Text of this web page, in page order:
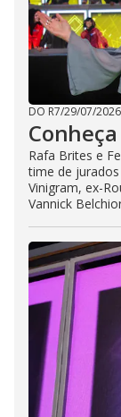
DO R7/29/07/2026
Rafa Brites e
time de
Vinigram, ex-
Vannick